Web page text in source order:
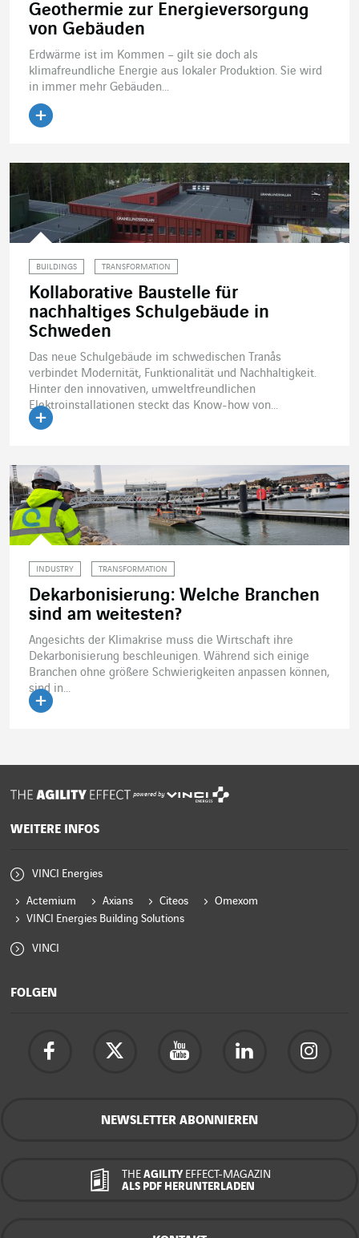
Geothermie zur Energieversorgung
von Gebäuden
Erdwärme ist im Kommen – gilt sie doch als
klimafreundliche Energie aus lokaler Produktion. Sie wird
in immer mehr Gebäuden...
BUILDINGS TRANSFORMATION
Kollaborative Baustelle für
nachhaltiges Schulgebäude in
Schweden
Das neue Schulgebäude im schwedischen Tranås
verbindet Modernität, Funktionalität und Nachhaltigkeit.
Hinter den innovativen, umweltfreundlichen
Elektroinstallationen steckt das Know-how von...
INDUSTRY TRANSFORMATION
Dekarbonisierung: Welche Branchen
sind am weitesten?
Angesichts der Klimakrise muss die Wirtschaft ihre
Dekarbonisierung beschleunigen. Während sich einige
Branchen ohne größere Schwierigkeiten anpassen können,
sind in...
powered by
WEITERE INFOS
VINCI Energies
Actemium Axians Citeos
Omexom
VINCI Energies Building Solutions
VINCI
FOLGEN
NEWSLETTER ABONNIEREN
THE AGILITY EFFECT-MAGAZIN
ALS PDF HERUNTERLADEN